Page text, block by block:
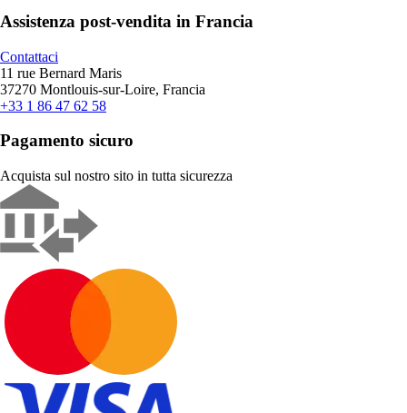
Assistenza post-vendita in Francia
Contattaci
11 rue Bernard Maris
37270 Montlouis-sur-Loire, Francia
+33 1 86 47 62 58
Pagamento sicuro
Acquista sul nostro sito in tutta sicurezza